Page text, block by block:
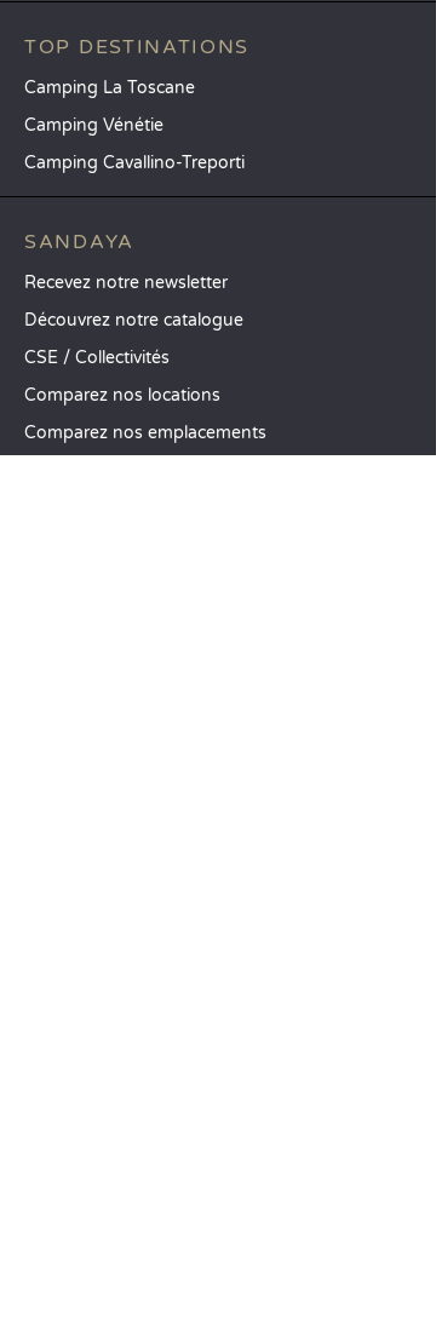
TOP DESTINATIONS
Camping La Toscane
Camping Vénétie
Camping Cavallino-Treporti
SANDAYA
Recevez notre newsletter
Découvrez notre catalogue
CSE / Collectivités
Comparez nos locations
Comparez nos emplacements